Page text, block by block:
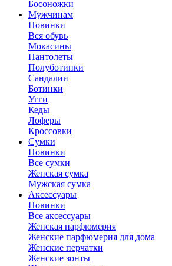
Босоножки
Мужчинам
Новинки
Вся обувь
Мокасины
Пантолеты
Полуботинки
Сандалии
Ботинки
Угги
Кеды
Лоферы
Кроссовки
Сумки
Новинки
Все сумки
Женская сумка
Мужская сумка
Аксессуары
Новинки
Все аксессуары
Женская парфюмерия
Женские парфюмерия для дома
Женские перчатки
Женские зонты